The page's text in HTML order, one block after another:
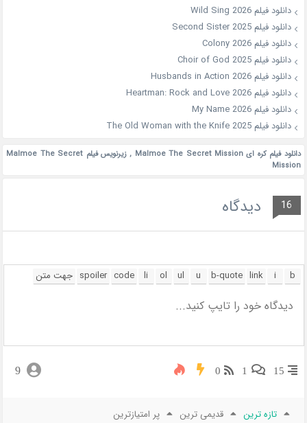
دانلود فیلم Wild Sing 2026
دانلود فیلم Second Sister 2025
دانلود فیلم Colony 2026
دانلود فیلم Choir of God 2025
دانلود فیلم Husbands in Action 2026
دانلود فیلم Heartman: Rock and Love 2026
دانلود فیلم My Name 2026
دانلود فیلم The Old Woman with the Knife 2025
دانلود فیلم کره ای Malmoe The Secret Mission ,
زیرنویس فیلم Malmoe The Secret
Mission
16 دیدگاه
15
1
0
9
تازه ترین قدیمی ترین پر امتیازترین